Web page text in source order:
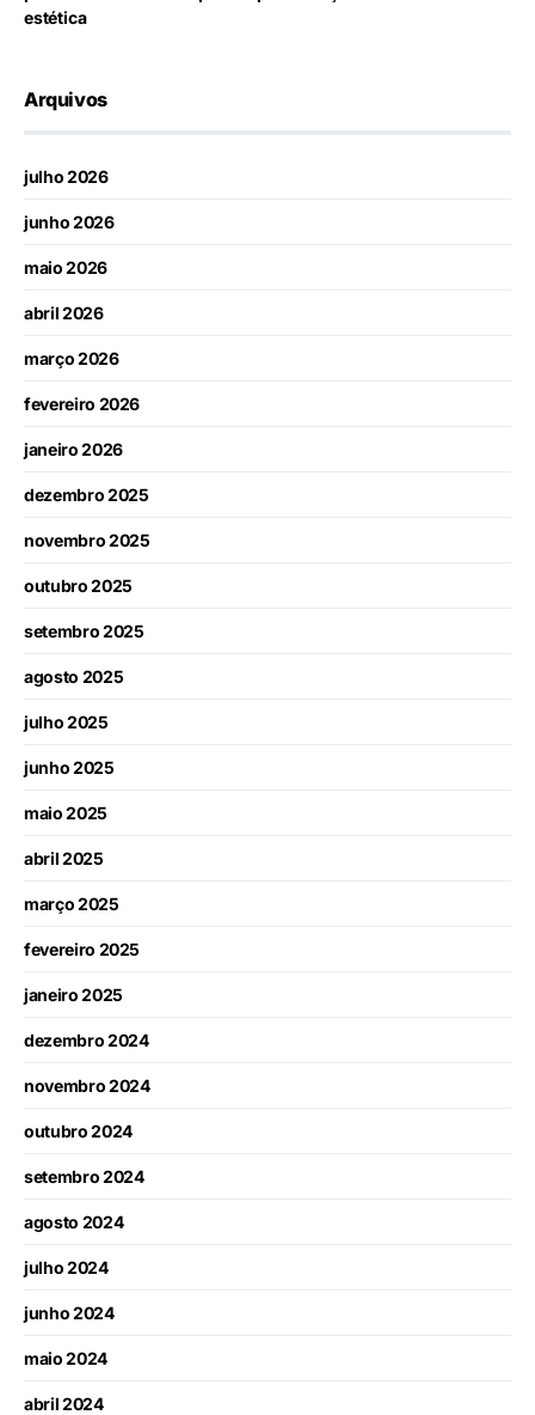
estética
Arquivos
julho 2026
junho 2026
maio 2026
abril 2026
março 2026
fevereiro 2026
janeiro 2026
dezembro 2025
novembro 2025
outubro 2025
setembro 2025
agosto 2025
julho 2025
junho 2025
maio 2025
abril 2025
março 2025
fevereiro 2025
janeiro 2025
dezembro 2024
novembro 2024
outubro 2024
setembro 2024
agosto 2024
julho 2024
junho 2024
maio 2024
abril 2024